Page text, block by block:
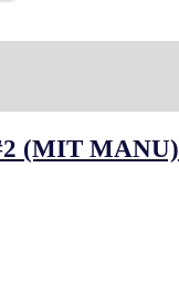
(MIT MANU)